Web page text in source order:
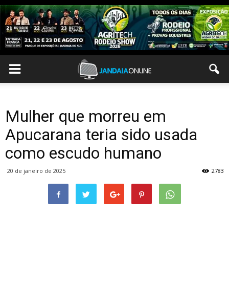
Mulher que morreu em
Apucarana teria sido usada
como escudo humano
20 de janeiro de 2025 2783